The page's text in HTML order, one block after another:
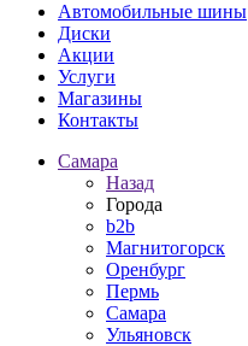
Автомобильные шины
Диски
Акции
Услуги
Магазины
Контакты
Самара
Назад
Города
b2b
Магнитогорск
Оренбург
Пермь
Самара
Ульяновск